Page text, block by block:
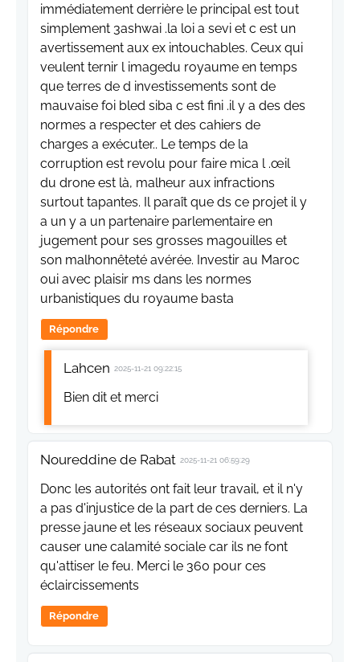
immédiatement derrière le principal est tout
simplement 3ashwai .la loi a sevi et c est un
avertissement aux ex intouchables. Ceux qui
veulent ternir l imagedu royaume en temps
que terres de d investissements sont de
mauvaise foi bled siba c est fini .il y a des des
normes a respecter et des cahiers de
charges a exécuter.. Le temps de la
corruption est revolu pour faire mica l .œil
du drone est là, malheur aux infractions
surtout tapantes. Il paraît que ds ce projet il y
a un y a un partenaire parlementaire en
jugement pour ses grosses magouilles et
son malhonnêteté avérée. Investir au Maroc
oui avec plaisir ms dans les normes
urbanistiques du royaume basta
Répondre
Lahcen 2025-11-21 09:22:15
Bien dit et merci
Noureddine de Rabat 2025-11-21 06:59:29
Donc les autorités ont fait leur travail, et il n'y
a pas d'injustice de la part de ces derniers. La
presse jaune et les réseaux sociaux peuvent
causer une calamité sociale car ils ne font
qu'attiser le feu. Merci le 360 pour ces
éclaircissements
Répondre